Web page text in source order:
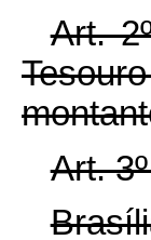
Art.
Art.